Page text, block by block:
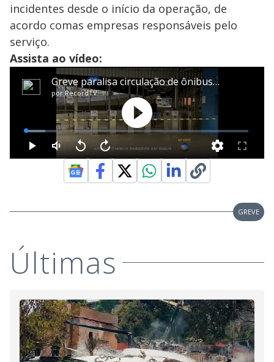
incidentes desde o início da operação, de
acordo comas empresas responsáveis pelo
serviço.
Assista ao vídeo:
GREVE
Últimas